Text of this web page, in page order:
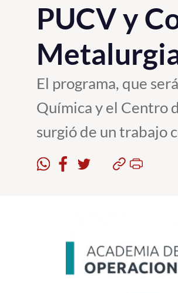
PUCV y
El programa, que
Química y el Centro
surgió de un trabajo